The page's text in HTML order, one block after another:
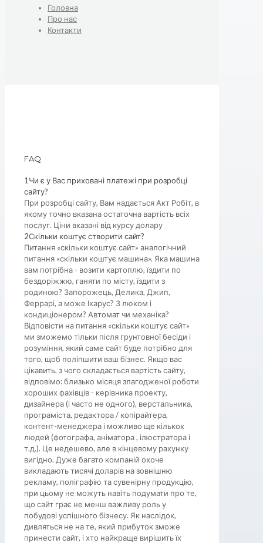
Головна
Про нас
Контакти
FAQ
1 Чи є у Вас приховані платежі при розробці
сайту?
При розробці сайту, Вам надається Акт Робіт, в
якому точно вказана остаточна вартість всіх
послуг. Ціни вказані від курсу долару
2Скільки коштує створити сайт?
Питання «скільки коштує сайт» аналогічний
питання «скільки коштує машина». Яка машина
вам потрібна - возити картоплю, їздити по
бездоріжжю, ганяти по місту, їздити з
родиною? Запорожець, Делика, Джип,
Феррарі, а може Ікарус? З люком і
кондиціонером? Автомат чи механіка?
Відповісти на питання «скільки коштує сайт»
ми зможемо тільки після грунтовної бесіди і
розуміння, який саме сайт буде потрібно для
того, щоб поліпшити ваш бізнес. Якщо вас
цікавить, з чого складається вартість сайту,
відповімо: близько місяця злагодженої роботи
хороших фахівців - керівника проекту,
дизайнера (і часто не одного), верстальника,
програміста, редактора / копірайтера,
контент-менеджера і можливо ще кількох
людей (фотографа, аніматора , ілюстратора і
т.д.). Це недешево, але в кінцевому рахунку
вигідно. Дуже багато компаній охоче
викладають тисячі доларів на зовнішню
рекламу, поліграфію та сувенірну продукцію,
при цьому не можуть навіть подумати про те,
що сайт грає не менш важливу роль у
побудові успішного бізнесу. Як наслідок,
дивляться не на те, який прибуток зможе
принести сайт, і хто найкраще вирішить їх